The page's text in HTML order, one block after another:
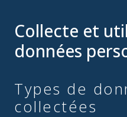
Collecte et
données
Types de
collectées